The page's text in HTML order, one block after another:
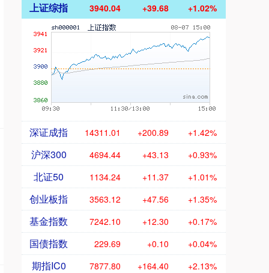
上证综指 3940.04 +39.68 +1.02%
深证成指 14311.01 +200.89 +1.42%
沪深300 4694.44 +43.13 +0.93%
北证50 1134.24 +11.37 +1.01%
创业板指 3563.12 +47.56 +1.35%
基金指数 7242.10 +12.30 +0.17%
国债指数 229.69 +0.10 +0.04%
期指IC0 7877.80 +164.40 +2.13%